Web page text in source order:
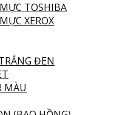
TOSHIBA
XEROX
ĐEN
MÀU